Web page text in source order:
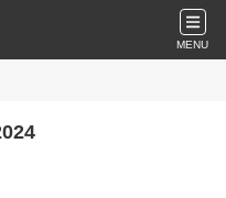
MENU